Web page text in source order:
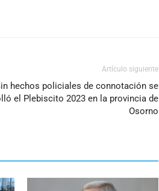
Artículo siguiente
hechos policiales de connotación se
el Plebiscito 2023 en la provincia de
Osorno